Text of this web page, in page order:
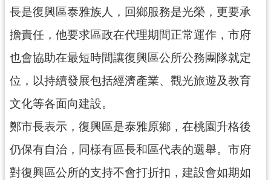
息
告
便
民
務
政
府
資
訊
長是復興區泰雅族人，回鄉服務是光榮，更要承
擔責任，他要求區政在代理期間正常運作，市府
也會協助在最短時間讓復興區公所公務團隊就定
位，以持續發展包括經濟產業、觀光旅遊及教育
文化等各面向建設。
鄭市長表示，復興區是泰雅原鄉，在桃園升格後
仍保有自治，同樣有區長和區代表的選舉。市府
對復興區公所的支持不會打折扣，建設會如期如